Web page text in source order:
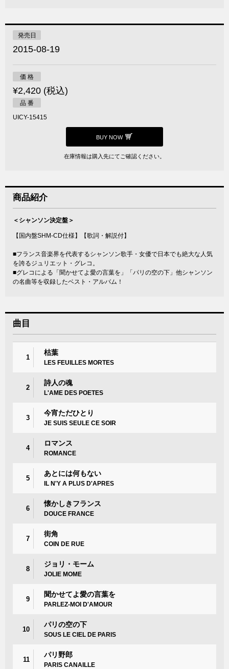
発売日
2015-08-19
価 格
¥2,420 (税込)
品 番
UICY-15415
BUY NOW
在庫情報は購入先にてご確認ください。
商品紹介
＜シャンソン決定盤＞
【国内盤SHM-CD仕様】【歌詞・解説付】
■フランス音楽界を代表するシャンソン歌手・女優で日本でも絶大な人気
を誇るジュリエット・グレコ。
■グレコによる「聞かせてよ愛の言葉を」「パリの空の下」他シャンソン
の名曲等を収録したベスト・アルバム！
曲目
1
枯葉
LES FEUILLES MORTES
2
詩人の魂
L'AME DES POETES
3
今宵ただひとり
JE SUIS SEULE CE SOIR
4
ロマンス
ROMANCE
5
あとには何もない
IL N'Y A PLUS D'APRES
6
懐かしきフランス
DOUCE FRANCE
7
街角
COIN DE RUE
8
ジョリ・モーム
JOLIE MOME
9
聞かせてよ愛の言葉を
PARLEZ-MOI D'AMOUR
10
パリの空の下
SOUS LE CIEL DE PARIS
11
パリ野郎
PARIS CANAILLE